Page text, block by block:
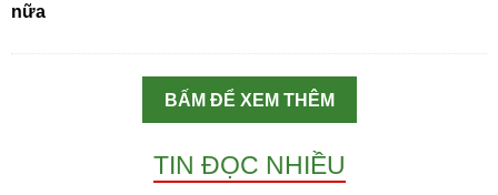
nữa
BẤM ĐỂ XEM THÊM
TIN ĐỌC NHIỀU